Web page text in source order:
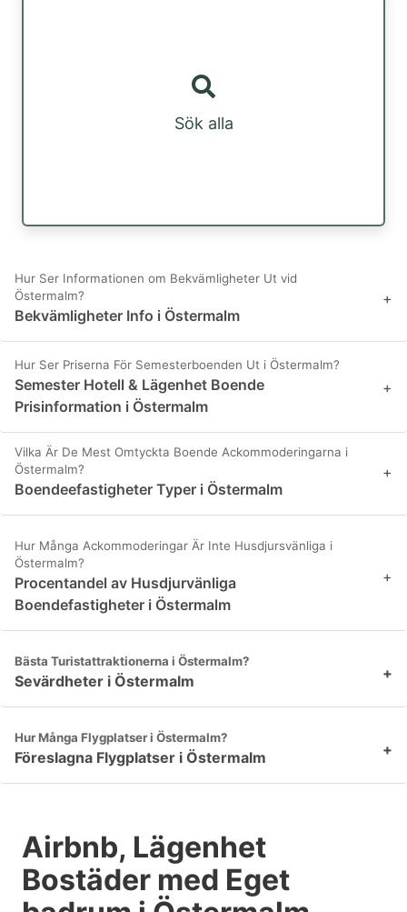
Sök alla
Hur Ser Informationen om Bekvämligheter Ut vid
Östermalm?
Bekvämligheter Info i Östermalm
+
Hur Ser Priserna För Semesterboenden Ut i Östermalm?
Semester Hotell & Lägenhet Boende
Prisinformation i Östermalm
+
Vilka Är De Mest Omtyckta Boende Ackommoderingarna i
Östermalm?
Boendeefastigheter Typer i Östermalm
+
Hur Många Ackommoderingar Är Inte Husdjursvänliga i
Östermalm?
Procentandel av Husdjurvänliga
Boendefastigheter i Östermalm
+
Bästa Turistattraktionerna i Östermalm?
Sevärdheter i Östermalm +
Hur Många Flygplatser i Östermalm?
Föreslagna Flygplatser i Östermalm +
Airbnb, Lägenhet
Bostäder med Eget